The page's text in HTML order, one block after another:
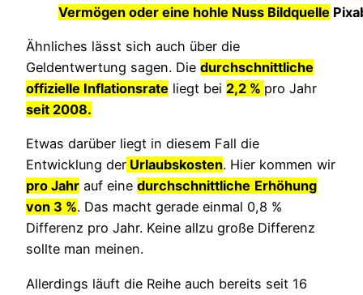
Vermögen oder eine hohle Nuss Bildquelle
Ähnliches lässt sich auch über die
Geldentwertung sagen. Die durchschnittliche
offizielle Inflationsrate liegt bei 2,2 % pro Jahr
seit 2008.
Etwas darüber liegt in diesem Fall die
Entwicklung der Urlaubskosten. Hier kommen wir
pro Jahr auf eine durchschnittliche Erhöhung
von 3 %. Das macht gerade einmal 0,8 %
Differenz pro Jahr. Keine allzu große Differenz
sollte man meinen.
Allerdings läuft die Reihe auch bereits seit 16